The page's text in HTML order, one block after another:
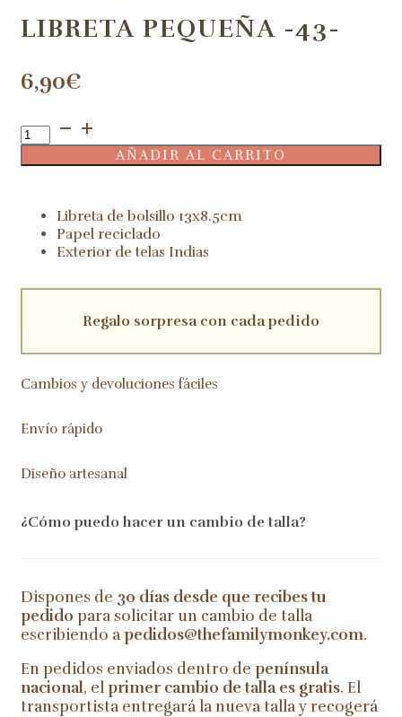
LIBRETA PEQUEÑA -43-
6,90€
Libreta
pequeña
-43-
AÑADIR AL CARRITO
Libreta de bolsillo 13x8.5cm
Papel reciclado
Exterior de telas Indias
Regalo sorpresa con cada pedido
Cambios y devoluciones fáciles
Envío rápido
Diseño artesanal
¿Cómo puedo hacer un cambio de talla?
Dispones de 30 días desde que recibes tu
pedido para solicitar un cambio de talla
escribiendo apedidos@thefamilymonkey.com.
En pedidos enviados dentro de península
nacional, elprimer cambio de talla es gratis. El
transportista entregará la nueva talla y recogerá